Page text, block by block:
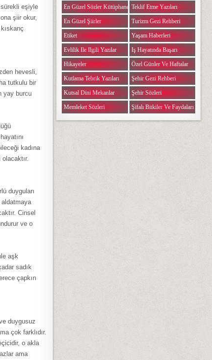
eşiyle
şiir okur,
hevesli,
tutkulu bir
yay burcu
kadına
duyguları
aldatmaya
Cinsel
ve o
aşk
sadık
çapkın
duygusuz
çok farklıdır.
o akla
ama
En Güzel Sözler Kütüphanesi
En Güzel Şiirler
Etiket
Evlilik Ile Ilgili Yazılar
Hikayeler
Kutlama Tebrik Yazıları
Kutsal Dini Mekanlar
Memleket Sözleri
Teklif Etme Yazıları
Turizm Gezi Rehberi
Yaşam Haberleri
Iş Hayatında Başarı
Özel Günler Ve Haftalar
Şehir Gezi Rehberi
Şehir Sözleri
Şifalı Bitkiler Ve Faydaları